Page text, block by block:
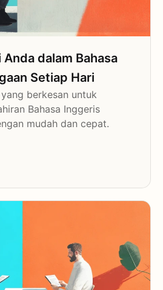
dalam Bahasa
Setiap Hari
berkesan untuk
Bahasa Inggeris
mudah dan cepat.